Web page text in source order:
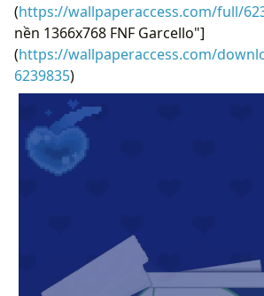
(https://wallpaperaccess.com/full/
nền 1366x768 FNF Garcello"]
(https://wallpaperaccess.com/
6239835)